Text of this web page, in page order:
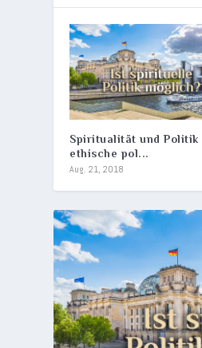
Spiritualität und Politik
ethische pol...
Aug. 21, 2018